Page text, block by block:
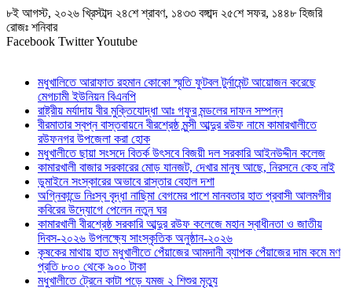
৮ই আগস্ট, ২০২৬ খ্রিস্টাব্দ ২৪শে শ্রাবণ, ১৪৩৩ বঙ্গাব্দ ২৫শে সফর, ১৪৪৮ হিজরি
রোজঃ শনিবার
Facebook TwitterYoutube
মধুখালিতে আরাফাত রহমান কোকো স্মৃতি ফুটবল টুর্নামেন্ট আয়োজন করেছে
মেগচামী ইউনিয়ন বিএনপি
রাষ্ট্রীয় মর্যাদায় বীর মুক্তিযোদ্ধা আঃ গফুর মন্ডলের দাফন সম্পন্ন
বীরমাতার স্বপ্ন বাস্তবায়নে বীরশ্রেষ্ঠ মুন্সী আব্দুর রউফ নামে কামারখালীতে
রউফনগর উপজেলা করা হোক
মধুখালীতে ছায়া সংসদে বিতর্ক উৎসবে বিজয়ী দল সরকারি আইনউদ্দীন কলেজ
কামারখালী বাজার সরকারের মোড় যানজট, দেখার মানুষ আছে, নিরসনে কেহ নাই
ডুমাইনে সংস্কারের অভাবে রাস্তার বেহাল দশা
অগ্নিকান্ডে নিঃস্ব বৃদ্ধা নাছিমা বেগমের পাশে মানবতার হাত প্রবাসী আলমগীর
কবিরের উদ্যোগে পেলেন নতুন ঘর
কামারখালী বীরশ্রেষ্ঠ সরকারি আব্দুর রউফ কলেজে মহান স্বাধীনতা ও জাতীয়
দিবস-২০২৬ উপলক্ষ্যে সাংস্কৃতিক অনুষ্ঠান-২০২৬
কৃষকের মাথায় হাত মধুখালীতে পেঁয়াজের আমদানী ব্যাপক পেঁয়াজের দাম কমে মণ
প্রতি ৮০০ থেকে ৯০০ টাকা
মধুখালীতে ট্রেনে কাটা পড়ে যমজ ২ শিশুর মৃত্যু